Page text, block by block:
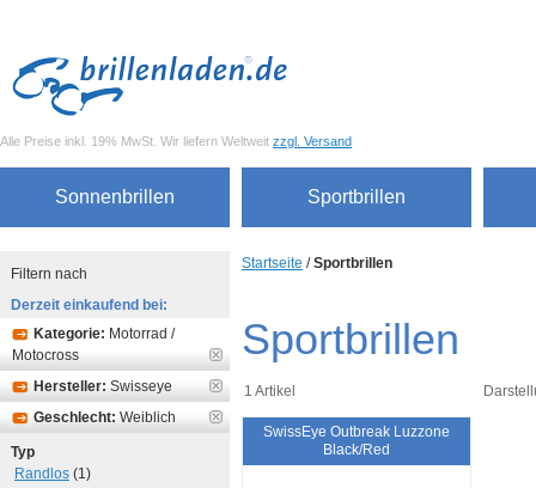
Alle Preise inkl. 19% MwSt. Wir liefern Weltweit zzgl. Versand
Sonnenbrillen Sportbrillen
Startseite /Sportbrillen
Sportbrillen
1 Artikel
SwissEye Outbreak Luzzone
Black/Red
Filtern nach
Derzeit einkaufend bei:
Kategorie: Motorrad /
Motocross
Hersteller: Swisseye
Geschlecht: Weiblich
Typ
Randlos (1)